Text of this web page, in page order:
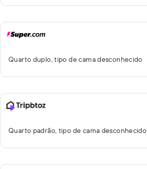
Quarto duplo, tipo de cama desconhecido
Quarto padrão, tipo de cama desconhecido